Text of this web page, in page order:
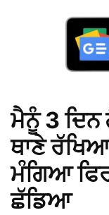
ਮੈਨੂੰ 3 ਦਿਨ
ਥਾਣੇ
ਮੰਗਿਆ
ਛੱਡਿਆ